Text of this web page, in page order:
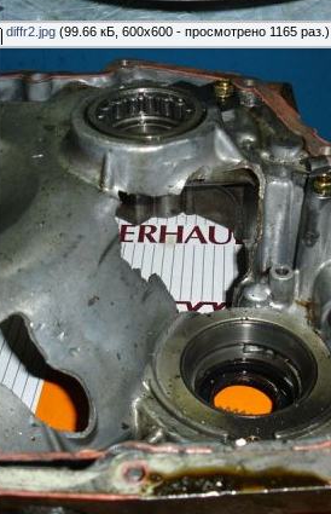
diffr2.jpg(99.66 кБ, 600x600 - просмотрено 1165 раз.)